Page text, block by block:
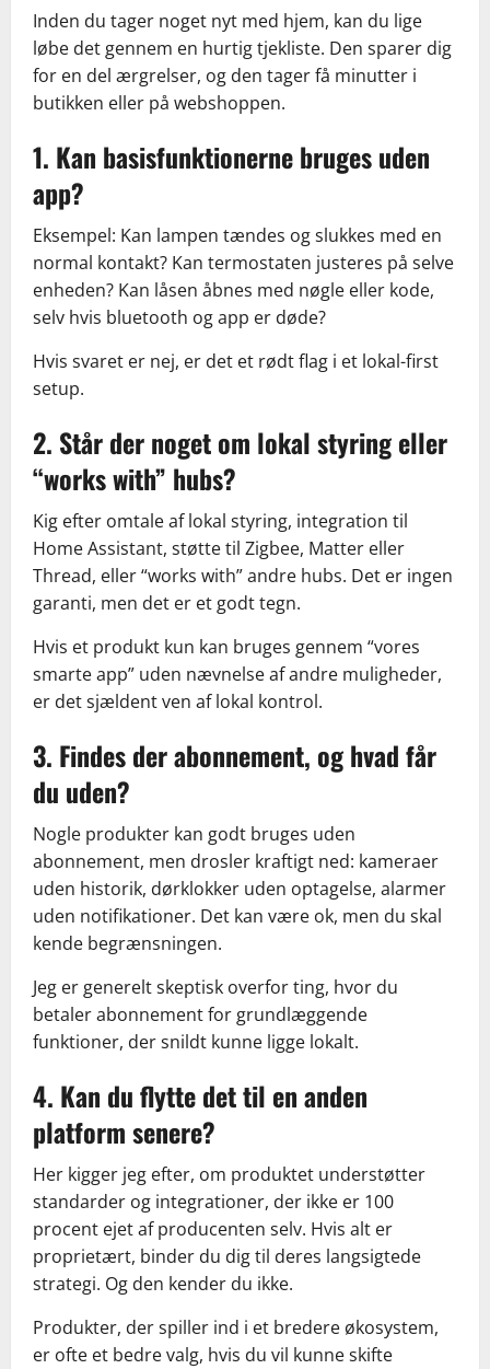
Inden du tager noget nyt med hjem, kan du lige
løbe det gennem en hurtig tjekliste. Den sparer dig
for en del ærgrelser, og den tager få minutter i
butikken eller på webshoppen.
1. Kan basisfunktionerne bruges uden
app?
Eksempel: Kan lampen tændes og slukkes med en
normal kontakt? Kan termostaten justeres på selve
enheden? Kan låsen åbnes med nøgle eller kode,
selv hvis bluetooth og app er døde?
Hvis svaret er nej, er det et rødt flag i et lokal-first
setup.
2. Står der noget om lokal styring eller
“works with” hubs?
Kig efter omtale af lokal styring, integration til
Home Assistant, støtte til Zigbee, Matter eller
Thread, eller “works with” andre hubs. Det er ingen
garanti, men det er et godt tegn.
Hvis et produkt kun kan bruges gennem “vores
smarte app” uden nævnelse af andre muligheder,
er det sjældent ven af lokal kontrol.
3. Findes der abonnement, og hvad får
du uden?
Nogle produkter kan godt bruges uden
abonnement, men drosler kraftigt ned: kameraer
uden historik, dørklokker uden optagelse, alarmer
uden notifikationer. Det kan være ok, men du skal
kende begrænsningen.
Jeg er generelt skeptisk overfor ting, hvor du
betaler abonnement for grundlæggende
funktioner, der snildt kunne ligge lokalt.
4. Kan du flytte det til en anden
platform senere?
Her kigger jeg efter, om produktet understøtter
standarder og integrationer, der ikke er 100
procent ejet af producenten selv. Hvis alt er
proprietært, binder du dig til deres langsigtede
strategi. Og den kender du ikke.
Produkter, der spiller ind i et bredere økosystem,
er ofte et bedre valg, hvis du vil kunne skifte